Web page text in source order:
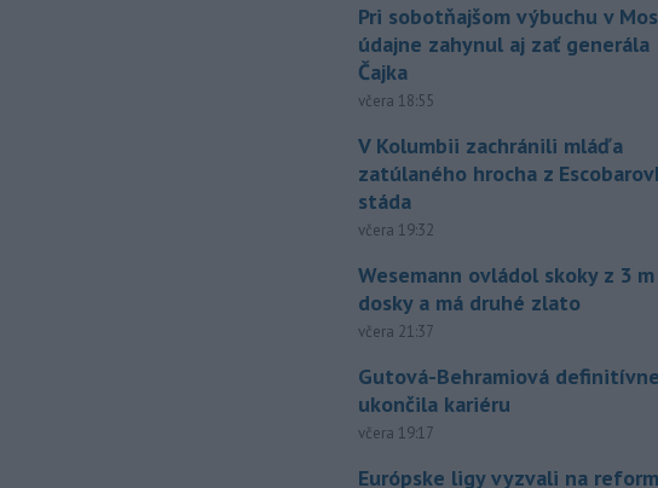
Pri sobotňajšom výbuchu v
údajne zahynul aj zať generála
Čajka
včera 18:55
V Kolumbii zachránili mláďa
zatúlaného hrocha z
stáda
včera 19:32
Wesemann ovládol skoky z 3 m
dosky a má druhé zlato
včera 21:37
Gutová-Behramiová definitívne
ukončila kariéru
včera 19:17
Európske ligy vyzvali na